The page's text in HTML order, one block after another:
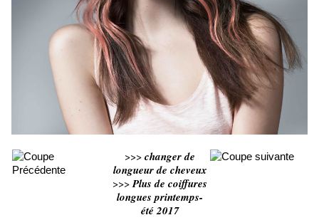
>>> changer de
longueur de cheveux
>>>Plus de coiffures
longues printemps-
été 2017